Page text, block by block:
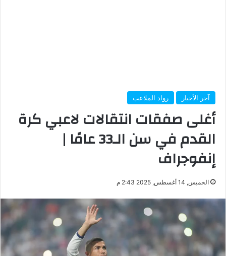
آخر الأخبار رواد الملاعب
أغلى صفقات انتقالات لاعبي كرة
القدم في سن الـ33 عامًا |
إنفوجراف
الخميس, 14 أغسطس, 2025 2:43 م